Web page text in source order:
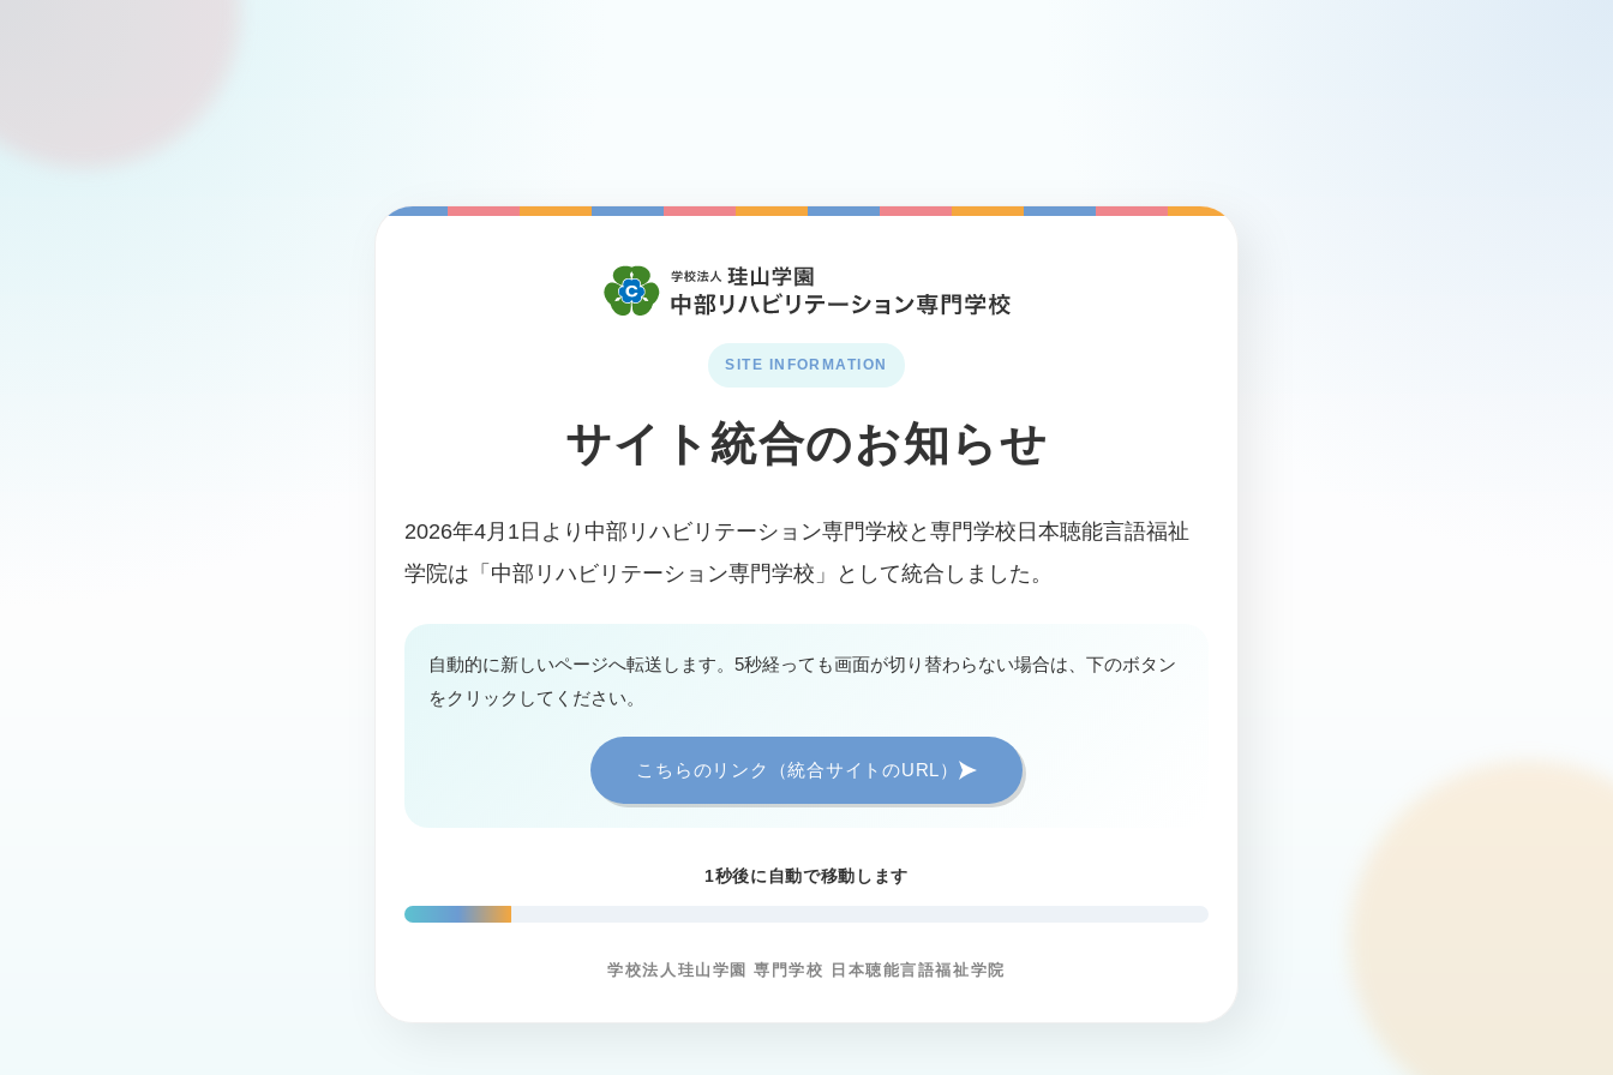
SITE INFORMATION
サイト統合のお知らせ
2026年4月1日より中部リハビリテーション専門学校と専門学校日本聴能言語福祉
学院は「中部リハビリテーション専門学校」として統合しました。
自動的に新しいページへ転送します。5秒経っても画面が切り替わらない場合は、下のボタン
をクリックしてください。
こちらのリンク（統合サイトのURL）
1秒後に自動で移動します
学校法人珪山学園 専門学校 日本聴能言語福祉学院